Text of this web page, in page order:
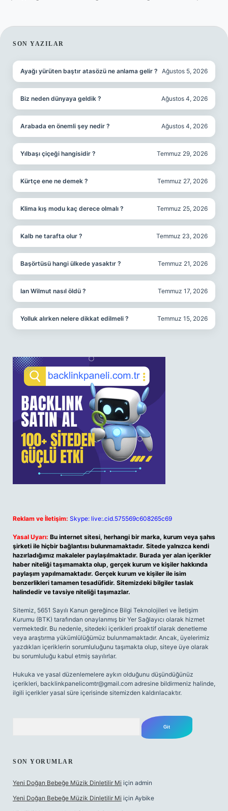
SIDEBAR
SON YAZILAR
Ayağı yürüten baştır atasözü ne anlama gelir ? Ağustos 5, 2026
Biz neden dünyaya geldik ? Ağustos 4, 2026
Arabada en önemli şey nedir ? Ağustos 4, 2026
Yılbaşı çiçeği hangisidir ? Temmuz 29, 2026
Kürtçe ene ne demek ? Temmuz 27, 2026
Klima kış modu kaç derece olmalı ? Temmuz 25, 2026
Kalb ne tarafta olur ? Temmuz 23, 2026
Başörtüsü hangi ülkede yasaktır ? Temmuz 21, 2026
Ian Wilmut nasıl öldü ? Temmuz 17, 2026
Yolluk alırken nelere dikkat edilmeli ? Temmuz 15, 2026
Reklam ve İletişim: Skype: live:.cid.575569c608265c69
Yasal Uyarı: Bu internet sitesi, herhangi bir marka, kurum veya şahıs
şirketi ile hiçbir bağlantısı bulunmamaktadır. Sitede yalnızca kendi
hazırladığımız makaleler paylaşılmaktadır. Burada yer alan içerikler
haber niteliği taşımamakta olup, gerçek kurum ve kişiler hakkında
paylaşım yapılmamaktadır. Gerçek kurum ve kişiler ile isim
benzerlikleri tamamen tesadüfidir. Sitemizdeki bilgiler taslak
halindedir ve tavsiye niteliği taşımazlar.
Sitemiz, 5651 Sayılı Kanun gereğince Bilgi Teknolojileri ve İletişim
Kurumu (BTK) tarafından onaylanmış bir Yer Sağlayıcı olarak hizmet
vermektedir. Bu nedenle, sitedeki içerikleri proaktif olarak denetleme
veya araştırma yükümlülüğümüz bulunmamaktadır. Ancak, üyelerimiz
yazdıkları içeriklerin sorumluluğunu taşımakta olup, siteye üye olarak
bu sorumluluğu kabul etmiş sayılırlar.
Hukuka ve yasal düzenlemelere aykırı olduğunu düşündüğünüz
içerikleri, backlinkpanelicomtr@gmail.com adresine bildirmeniz halinde,
ilgili içerikler yasal süre içerisinde sitemizden kaldırılacaktır.
SON YORUMLAR
Yeni Doğan Bebeğe Müzik Dinletilir Mi için admin
Yeni Doğan Bebeğe Müzik Dinletilir Mi için Aybike